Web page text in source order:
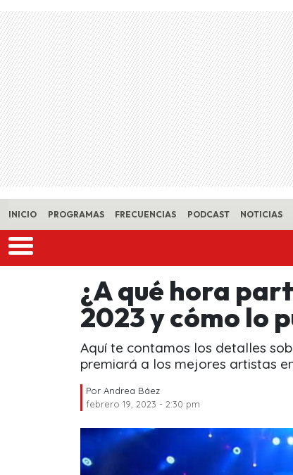
Skip to main content
INICIO PROGRAMAS FRECUENCIAS PODCAST NOTICIAS
¿A qué hora
2023 y cómo lo
Aquí te contamos los detalles
premiará a los mejores artistas
Por Andrea Báez
febrero 19, 2023 - 2:30 pm